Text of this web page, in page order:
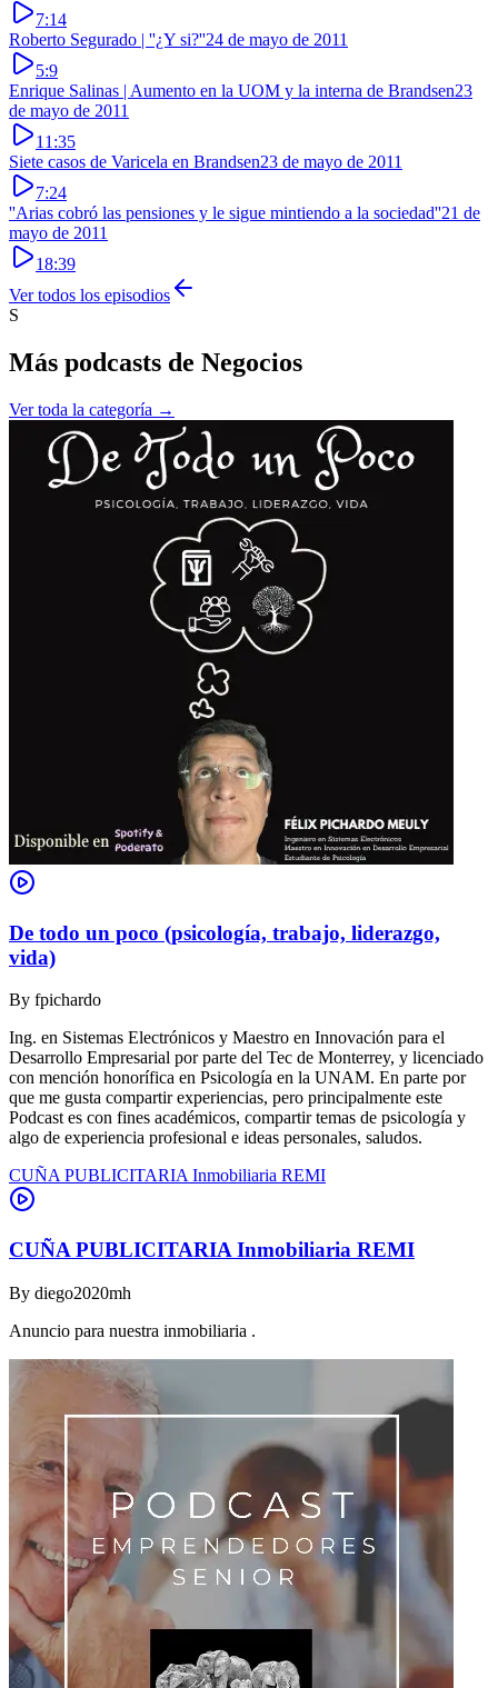
7:14
Roberto Segurado | ''¿Y si?''24 de mayo de 2011
5:9
Enrique Salinas | Aumento en la UOM y la interna de Brandsen23
de mayo de 2011
11:35
Siete casos de Varicela en Brandsen23 de mayo de 2011
7:24
''Arias cobró las pensiones y le sigue mintiendo a la sociedad''21 de
mayo de 2011
18:39
Ver todos los episodios
S
Más podcasts de Negocios
Ver toda la categoría →
De todo un poco (psicología, trabajo, liderazgo,
vida)
By fpichardo
Ing. en Sistemas Electrónicos y Maestro en Innovación para el
Desarrollo Empresarial por parte del Tec de Monterrey, y licenciado
con mención honorífica en Psicología en la UNAM. En parte por
que me gusta compartir experiencias, pero principalmente este
Podcast es con fines académicos, compartir temas de psicología y
algo de experiencia profesional e ideas personales, saludos.
CUÑA PUBLICITARIA Inmobiliaria REMI
CUÑA PUBLICITARIA Inmobiliaria REMI
By diego2020mh
Anuncio para nuestra inmobiliaria .